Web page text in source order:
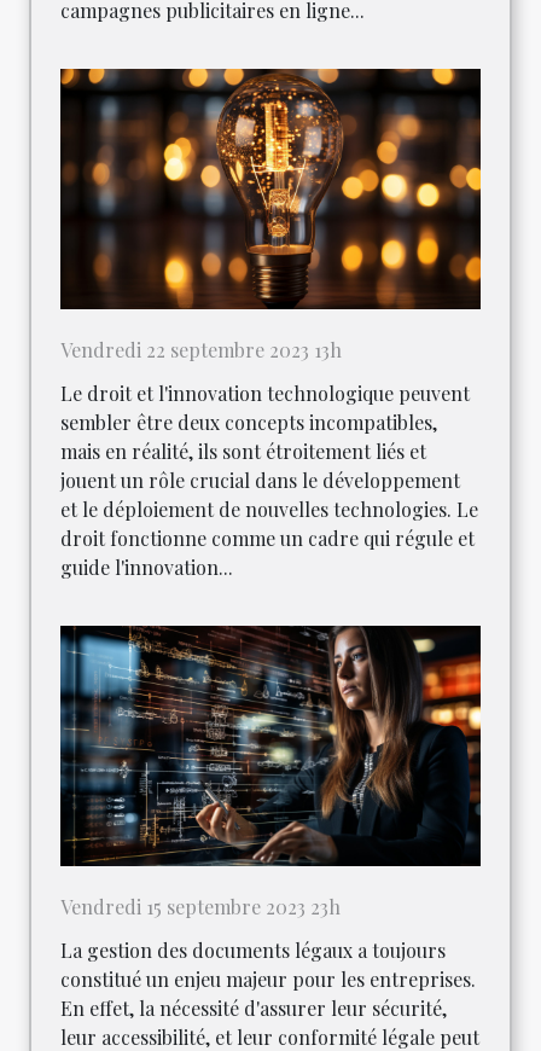
campagnes publicitaires en ligne...
Vendredi 22 septembre 2023 13h
Le droit et l'innovation technologique peuvent
sembler être deux concepts incompatibles,
mais en réalité, ils sont étroitement liés et
jouent un rôle crucial dans le développement
et le déploiement de nouvelles technologies. Le
droit fonctionne comme un cadre qui régule et
guide l'innovation...
Vendredi 15 septembre 2023 23h
La gestion des documents légaux a toujours
constitué un enjeu majeur pour les entreprises.
En effet, la nécessité d'assurer leur sécurité,
leur accessibilité, et leur conformité légale peut